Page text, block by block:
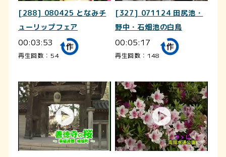
[288] 080425 となみチ
ューリップフェア
00:03:53
再生回数：54
[327] 071124 田尻池・
野中・石畑池の白鳥
00:05:17
再生回数：148